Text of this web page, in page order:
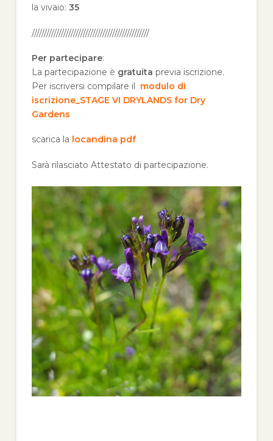
la vivaio: 35
////////////////////////////////////////////////
Per partecipare:
La partecipazione è gratuita previa iscrizione.
Per iscriversi compilare il modulo di
iscrizione_STAGE VI DRYLANDS for Dry
Gardens
scarica la locandina pdf
Sarà rilasciato Attestato di partecipazione.